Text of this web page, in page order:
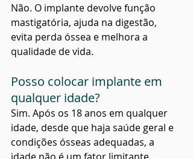
Não. O implante devolve função
mastigatória, ajuda na digestão,
evita perda óssea e melhora a
qualidade de vida.
Posso colocar implante em
qualquer idade?
Sim. Após os 18 anos em qualquer
idade, desde que haja saúde geral e
condições ósseas adequadas, a